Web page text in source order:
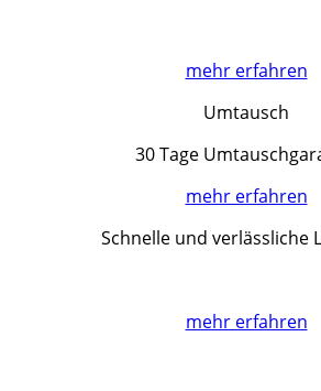
mehr erfahren
Umtausch
30 Tage
mehr erfahren
Schnelle und verlässliche
mehr erfahren